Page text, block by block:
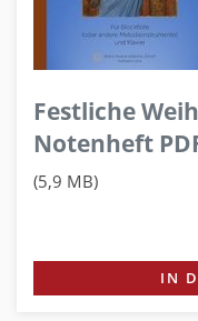
Festliche
Notenheft
(5,9 MB)
IN